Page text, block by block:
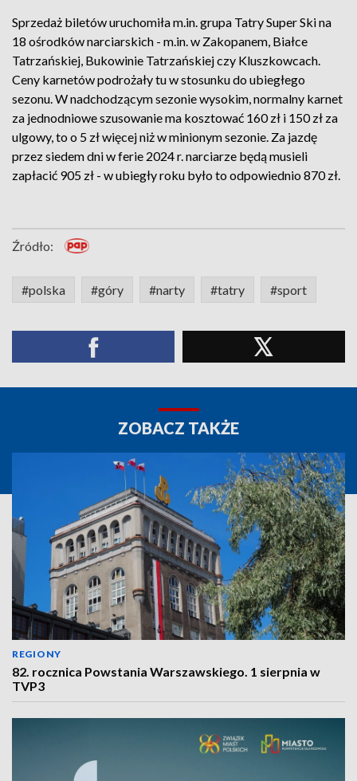
Sprzedaż biletów uruchomiła m.in. grupa Tatry Super Ski na
18 ośrodków narciarskich - m.in. w Zakopanem, Białce
Tatrzańskiej, Bukowinie Tatrzańskiej czy Kluszkowcach.
Ceny karnetów podrożały tu w stosunku do ubiegłego
sezonu. W nadchodzącym sezonie wysokim, normalny karnet
za jednodniowe szusowanie ma kosztować 160 zł i 150 zł za
ulgowy, to o 5 zł więcej niż w minionym sezonie. Za jazdę
przez siedem dni w ferie 2024 r. narciarze będą musieli
zapłacić 905 zł - w ubiegły roku było to odpowiednio 870 zł.
Źródło:
#polska #góry #narty #tatry #sport
ZOBACZ TAKŻE
REGIONY
82. rocznica Powstania Warszawskiego. 1 sierpnia w
TVP3